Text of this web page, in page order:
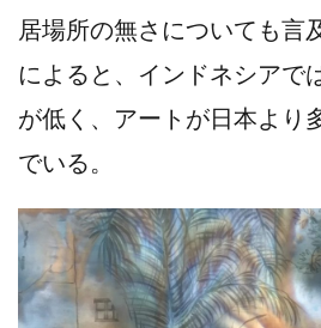
居場所の無さについても言
によると、インドネシアで
が低く、アートが日本より
でいる。